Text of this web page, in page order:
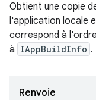
Obtient une copie
l'application locale
correspond à
à IAppBuildInfo .
Renvoie